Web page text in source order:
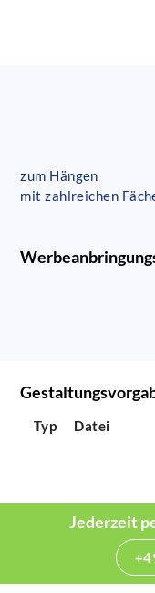
zum Hängen
mit zahlreichen
Typ Datei
Jederzeit